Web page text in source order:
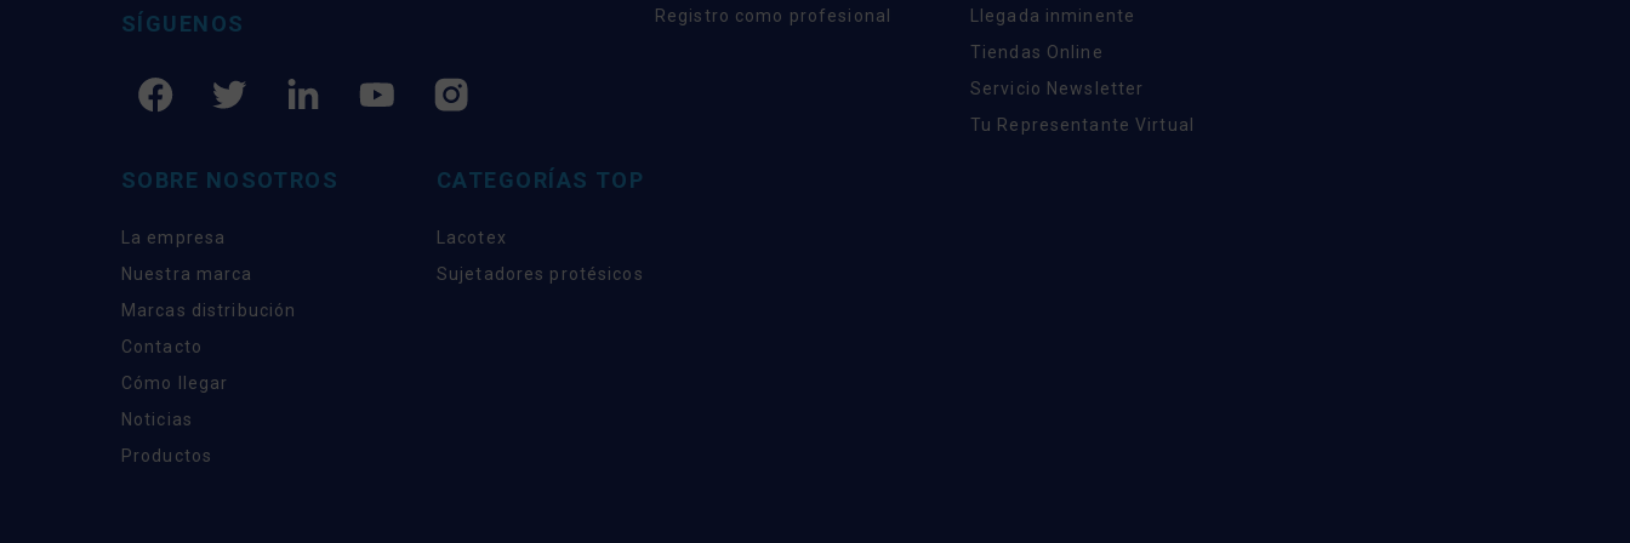
SÍGUENOS
Registro como profesional
Llegada inminente
Tiendas Online
Servicio Newsletter
Tu Representante Virtual
SOBRE NOSOTROS
La empresa
Nuestra marca
Marcas distribución
Contacto
Cómo llegar
Noticias
Productos
CATEGORÍAS TOP
Lacotex
Sujetadores protésicos